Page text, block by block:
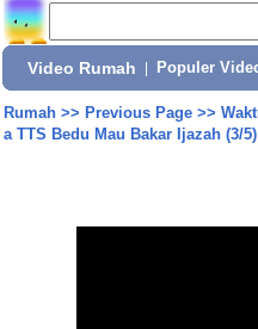
Video Rumah Populer
Rumah>> Previous Page>>
a TTS Bedu Mau Bakar Ijazah (3/5)